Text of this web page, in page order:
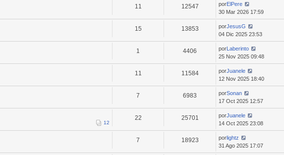
11 12547 porElPere
30 Mar 2026 17:59
15 13853 porJesusG
04 Dic 2025 23:53
1 4406 porLaberinto
25 Nov 2025 09:48
11 11584 porJuanele
12 Nov 2025 18:40
7 6983 porSonan
17 Oct 2025 12:57
12
22 25701 porJuanele
14 Oct 2025 23:08
7 18923 porlightz
31 Ago 2025 17:07